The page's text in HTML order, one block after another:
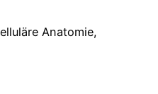
Anatomie,